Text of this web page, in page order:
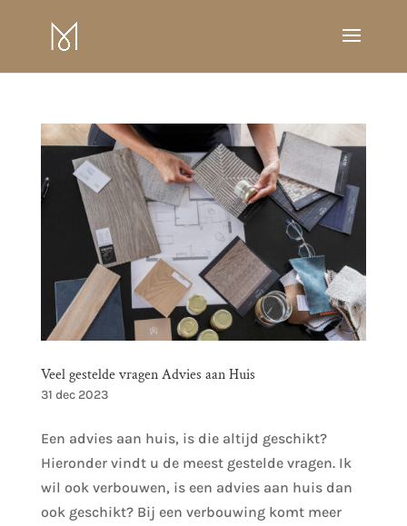
Veel gestelde vragen Advies aan Huis
31 dec 2023
Een advies aan huis, is die altijd geschikt?
Hieronder vindt u de meest gestelde vragen. Ik
wil ook verbouwen, is een advies aan huis dan
ook geschikt? Bij een verbouwing komt meer